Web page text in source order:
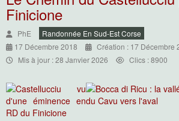
Finicione
PhE
Randonnée En Sud-Est Corse
17 Décembre 2018
Création : 17 Décembre
Mis à jour : 28 Janvier 2026
Clics : 8900